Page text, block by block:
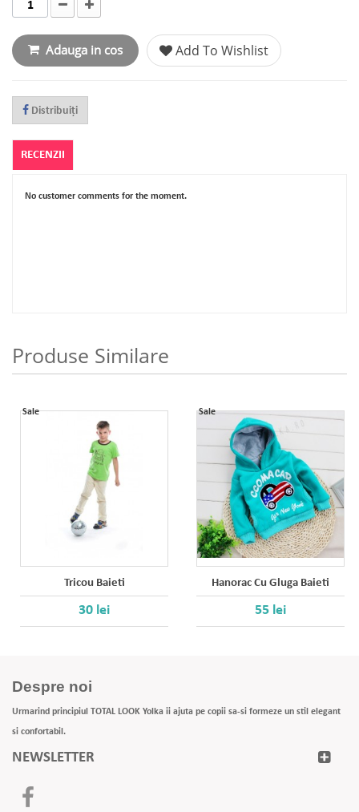
Adauga in cos Add To Wishlist
Distribuiţi
RECENZII
No customer comments for the moment.
Produse Similare
Tricou Baieti
30 lei
Hanorac Cu Gluga Baieti
55 lei
Sale Sale
Despre noi
Urmarind principiul TOTAL LOOK Yolka ii ajuta pe copii sa-si formeze un stil elegant
si confortabil.
NEWSLETTER